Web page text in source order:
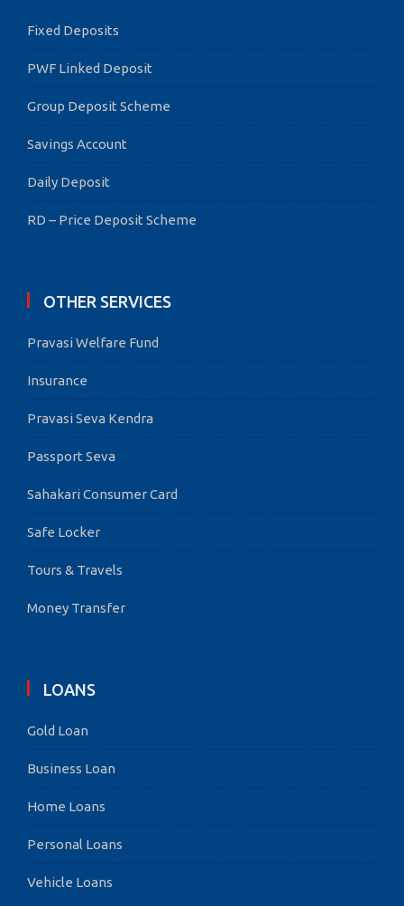
Fixed Deposits
PWF Linked Deposit
Group Deposit Scheme
Savings Account
Daily Deposit
RD – Price Deposit Scheme
OTHER SERVICES
Pravasi Welfare Fund
Insurance
Pravasi Seva Kendra
Passport Seva
Sahakari Consumer Card
Safe Locker
Tours & Travels
Money Transfer
LOANS
Gold Loan
Business Loan
Home Loans
Personal Loans
Vehicle Loans